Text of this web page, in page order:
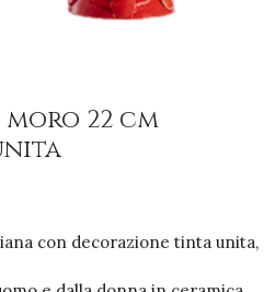
22 cm
con decorazione tinta unita,